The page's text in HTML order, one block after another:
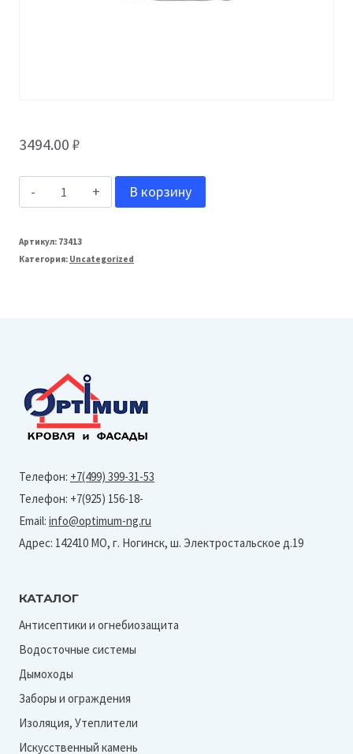
3494.00 ₽
Количество
Grand
Line
Ral
7024)
В корзину
Артикул: 73413
Категория: Uncategorized
Телефон: +7(499) 399-31-53
Телефон: +7(925) 156-18-
Email: info@optimum-ng.ru
Адрес: 142410 МО, г. Ногинск, ш. Электростальское д.19
КАТАЛОГ
Антисептики и огнебиозащита
Водосточные системы
Дымоходы
Заборы и ограждения
Изоляция, Утеплители
Искусственный камень